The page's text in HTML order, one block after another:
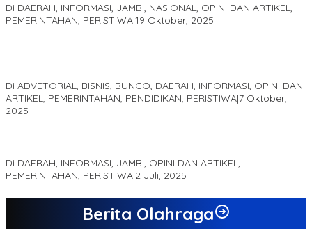
Di DAERAH, INFORMASI, JAMBI, NASIONAL, OPINI DAN ARTIKEL,
PEMERINTAHAN, PERISTIWA|19 Oktober, 2025
Di ADVETORIAL, BISNIS, BUNGO, DAERAH, INFORMASI, OPINI DAN
ARTIKEL, PEMERINTAHAN, PENDIDIKAN, PERISTIWA|7 Oktober,
2025
Di DAERAH, INFORMASI, JAMBI, OPINI DAN ARTIKEL,
PEMERINTAHAN, PERISTIWA|2 Juli, 2025
Berita Olahraga